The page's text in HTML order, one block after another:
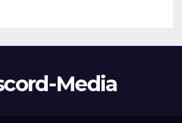
Media